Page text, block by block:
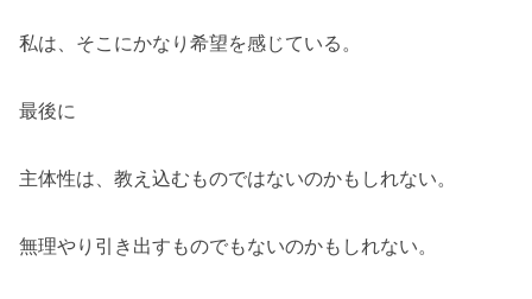
私は、そこにかなり希望を感じている。
最後に
主体性は、教え込むものではないのかもしれない。
無理やり引き出すものでもないのかもしれない。